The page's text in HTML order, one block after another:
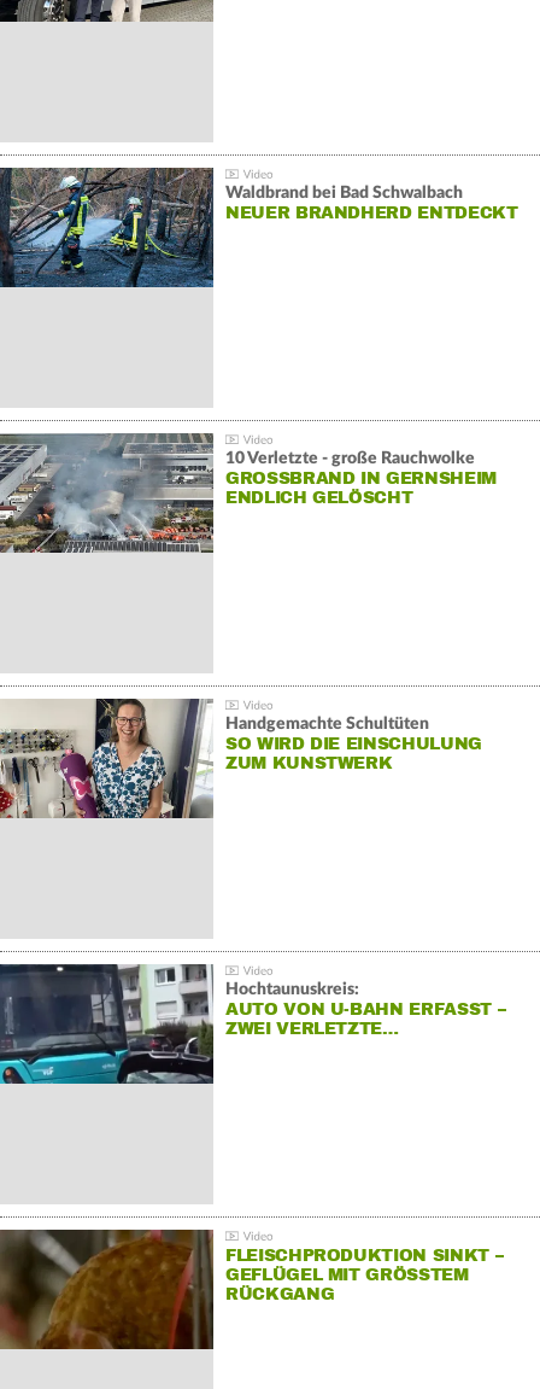
Waldbrand bei Bad Schwalbach
NEUER BRANDHERD ENTDECKT
10 Verletzte - große Rauchwolke
GROSSBRAND IN GERNSHEIM E
NDLICH GELÖSCHT
Handgemachte Schultüten
SO WIRD DIE EINSCHULUNG
ZUM KUNSTWERK
Hochtaunuskreis:
AUTO VON U-BAHN ERFASST –
ZWEI VERLETZTE…
FLEISCHPRODUKTION SINKT –
GEFLÜGEL MIT GRÖSSTEM R
ÜCKGANG